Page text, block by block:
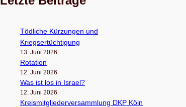
Töd­li­che Kür­zun­gen und
Kriegsertüchtigung
13. Juni 2026
Rota­tion
12. Juni 2026
Was ist los in Israel?
12. Juni 2026
Kreis­mit­glie­der­ver­samm­lung DKP Köln